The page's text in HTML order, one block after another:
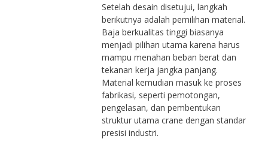
Setelah desain disetujui, langkah
berikutnya adalah pemilihan material.
Baja berkualitas tinggi biasanya
menjadi pilihan utama karena harus
mampu menahan beban berat dan
tekanan kerja jangka panjang.
Material kemudian masuk ke proses
fabrikasi, seperti pemotongan,
pengelasan, dan pembentukan
struktur utama crane dengan standar
presisi industri.